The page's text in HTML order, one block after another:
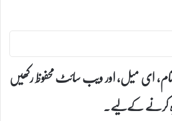
ای میل، اور ویب سائٹ محفوظ رکھیں
کرنے کےلیے۔